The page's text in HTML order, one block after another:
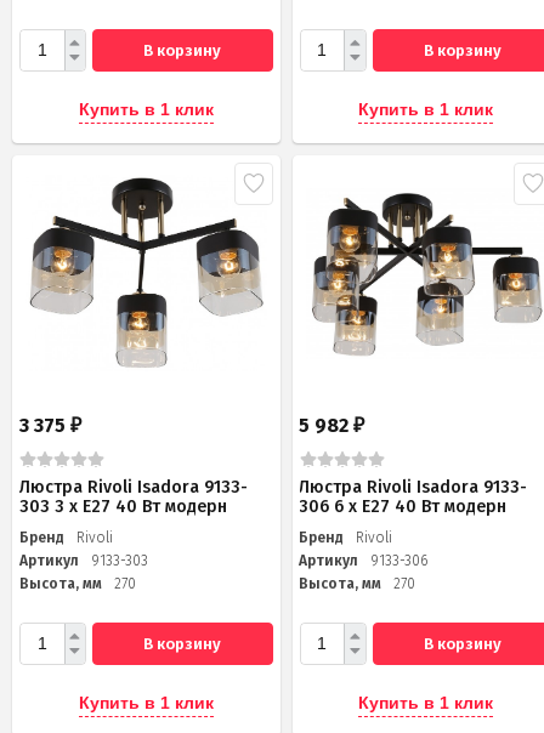
В корзину
Купить в 1 клик
В корзину
Купить в 1 клик
3 375 ₽
Люстра Rivoli Isadora 9133-
303 3 х Е27 40 Вт модерн
Бренд
Rivoli
Артикул
9133-303
Высота, мм
270
В корзину
Купить в 1 клик
5 982₽
Люстра Rivoli Isadora 9133-
306 6 х Е27 40 Вт модерн
Бренд
Rivoli
Артикул
9133-306
Высота, мм
270
В корзину
Купить в 1 клик